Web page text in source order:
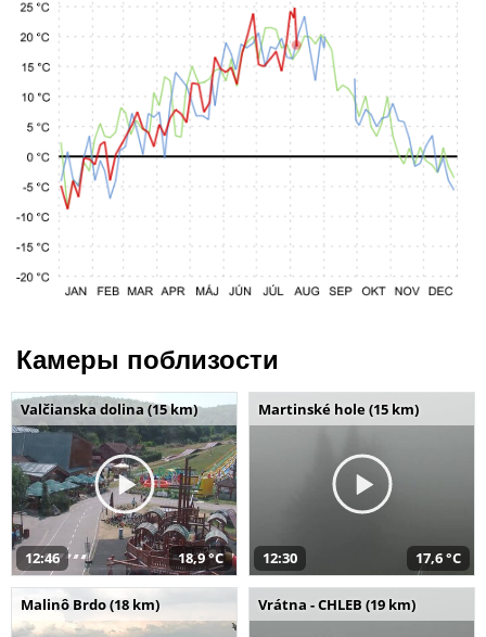
Камеры поблизости
Valčianska dolina (15 km)
12:46 18,9 °C
Martinské hole (15 km)
12:30 17,6 °C
Malinô Brdo (18 km) Vrátna - CHLEB (19 km)